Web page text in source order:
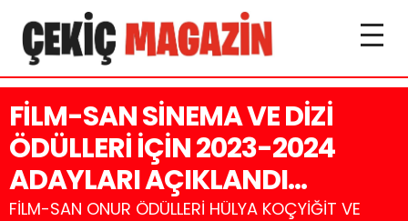
FİLM-SAN SİNEMA VE DİZİ
ÖDÜLLERİ İÇİN 2023-2024
ADAYLARI AÇIKLANDI…
FİLM-SAN ONUR ÖDÜLLERİ HÜLYA KOÇYİĞİT VE